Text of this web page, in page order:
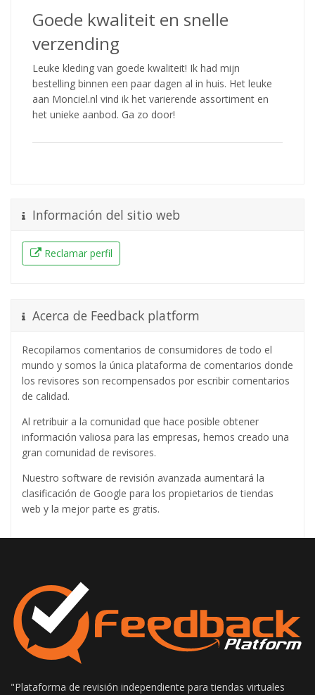
Goede kwaliteit en snelle
verzending
Leuke kleding van goede kwaliteit! Ik had mijn
bestelling binnen een paar dagen al in huis. Het leuke
aan Monciel.nl vind ik het varierende assortiment en
het unieke aanbod. Ga zo door!
Información del sitio web
Reclamar perfil
Acerca de Feedback platform
Recopilamos comentarios de consumidores de todo el
mundo y somos la única plataforma de comentarios donde
los revisores son recompensados ​​por escribir comentarios
de calidad.
Al retribuir a la comunidad que hace posible obtener
información valiosa para las empresas, hemos creado una
gran comunidad de revisores.
Nuestro software de revisión avanzada aumentará la
clasificación de Google para los propietarios de tiendas
web y la mejor parte es gratis.
"Plataforma de revisión independiente para tiendas virtuales